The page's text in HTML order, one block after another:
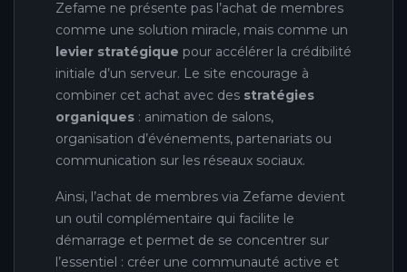
Zefame ne présente pas l’achat de membres
comme une solution miracle, mais comme un
levier stratégique pour accélérer la crédibilité
initiale d’un serveur. Le site encourage à
combiner cet achat avec des stratégies
organiques : animation de salons,
organisation d’événements, partenariats ou
communication sur les réseaux sociaux.
Ainsi, l’achat de membres via Zefame devient
un outil complémentaire qui facilite le
démarrage et permet de se concentrer sur
l’essentiel : créer une communauté active et